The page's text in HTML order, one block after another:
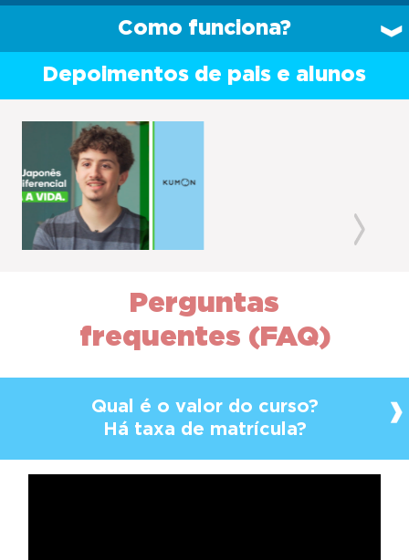
Como funciona?
Depoimentos de pais e alunos
Previous
Perguntas
frequentes (FAQ)
Qual é o valor do curso?
Há taxa de matrícula?